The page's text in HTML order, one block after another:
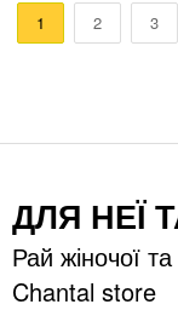
1 2 3
ДЛЯ НЕЇ
Рай жіночої
Chantal store